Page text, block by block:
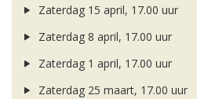
Zaterdag 15 april, 17.00 uur
Zaterdag 8 april, 17.00 uur
Zaterdag 1 april, 17.00 uur
Zaterdag 25 maart, 17.00 uur